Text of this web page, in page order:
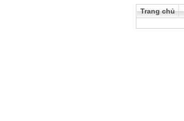
Trang chủ